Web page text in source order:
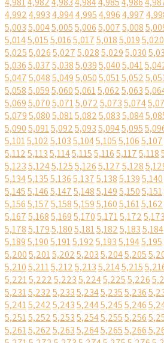
4,9924,9934,9944,9954,9964,997
5,0035,0045,0055,0065,0075,008
5,0145,0155,0165,0175,0185,0195,020
5,0255,0265,0275,0285,0295,030
5,0365,0375,0385,0395,0405,041
5,0475,0485,0495,0505,0515,052
5,0585,0595,0605,0615,0625,063
5,0695,0705,0715,0725,0735,074
5,0795,0805,0815,0825,0835,084
5,0905,0915,0925,0935,0945,095
5,1015,1025,1035,1045,1055,1065,107
5,1125,1135,1145,1155,1165,1175,118
5,1235,1245,1255,1265,1275,128
5,1345,1355,1365,1375,1385,1395,140
5,1455,1465,1475,1485,1495,1505,151
5,1565,1575,1585,1595,1605,1615,162
5,1675,1685,1695,1705,1715,1725,173
5,1785,1795,1805,1815,1825,1835,184
5,1895,1905,1915,1925,1935,1945,195
5,2005,2015,2025,2035,2045,205
5,2105,2115,2125,2135,2145,215
5,2215,2225,2235,2245,2255,226
5,2315,2325,2335,2345,2355,236
5,2415,2425,2435,2445,2455,246
5,2515,2525,2535,2545,2555,256
5,2615,2625,2635,2645,2655,266